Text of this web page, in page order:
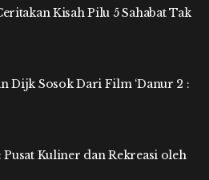
Kisah Pilu 5 Sahabat Tak
Dijk Sosok Dari Film ‘Danur 2 :
Pusat Kuliner dan Rekreasi oleh